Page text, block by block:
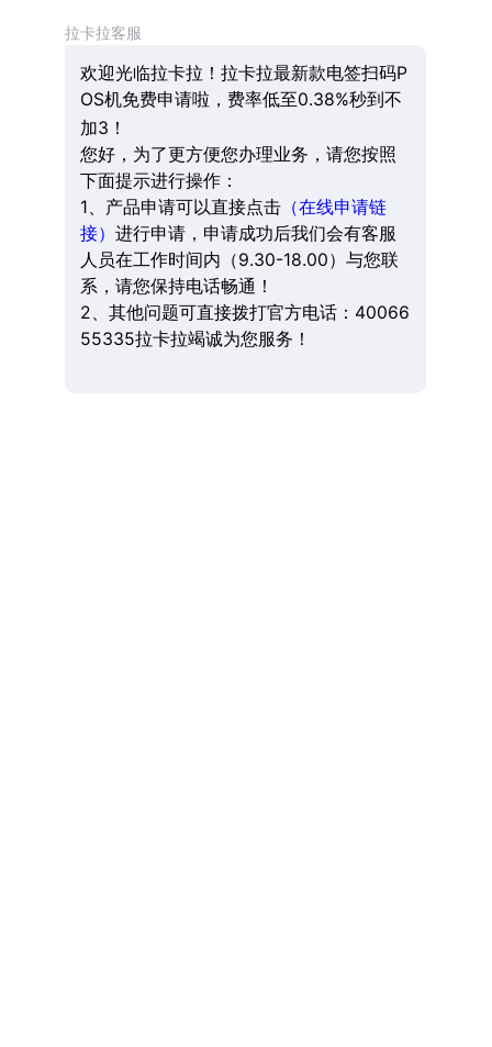
拉卡拉客服
欢迎光临拉卡拉！拉卡拉最新款电签扫码P
OS机免费申请啦，费率低至0.38%秒到不
加3！
您好，为了更方便您办理业务，请您按照
下面提示进行操作：
1、产品申请可以直接点击（在线申请链
接） 进行申请，申请成功后我们会有客服
人员在工作时间内（9.30-18.00）与您联
系，请您保持电话畅通！
2、其他问题可直接拨打官方电话：40066
55335拉卡拉竭诚为您服务！